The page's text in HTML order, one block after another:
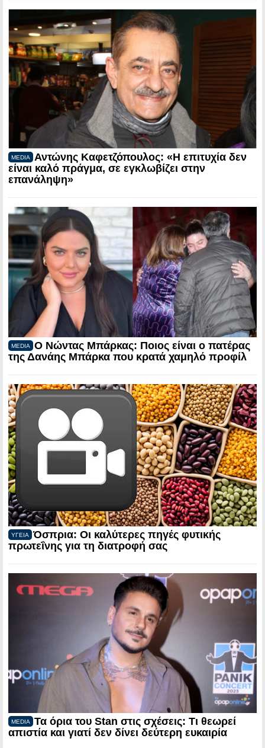
MEDIA
Αντώνης Καφετζόπουλος: «Η επιτυχία δεν
είναι καλό πράγμα, σε εγκλωβίζει στην
επανάληψη»
MEDIA
Ο Νώντας Μπάρκας: Ποιος είναι ο πατέρας
της Δανάης Μπάρκα που κρατά χαμηλό προφίλ
ΥΓΕΙΑ
Όσπρια: Οι καλύτερες πηγές φυτικής
πρωτεΐνης για τη διατροφή σας
MEDIA
Τα όρια του Stan στις σχέσεις: Τι θεωρεί
απιστία και γιατί δεν δίνει δεύτερη ευκαιρία